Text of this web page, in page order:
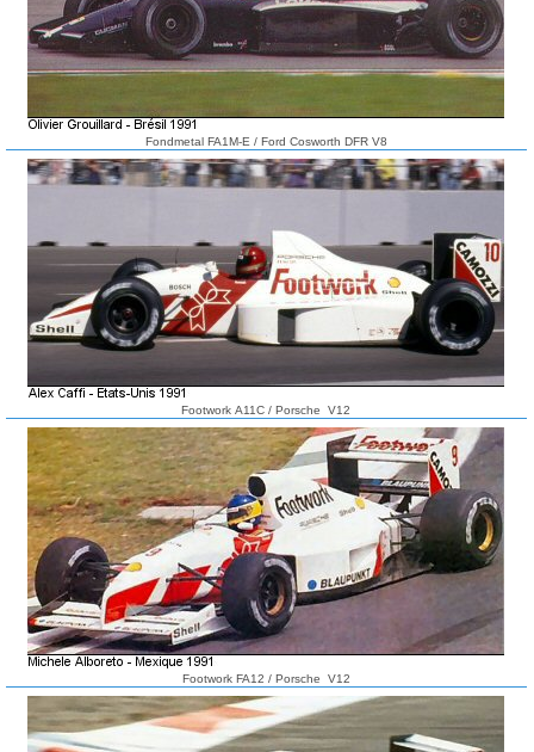
Fondmetal FA1M-E / Ford Cosworth DFR V8
Footwork A11C / Porsche V12
Footwork FA12 / Porsche V12